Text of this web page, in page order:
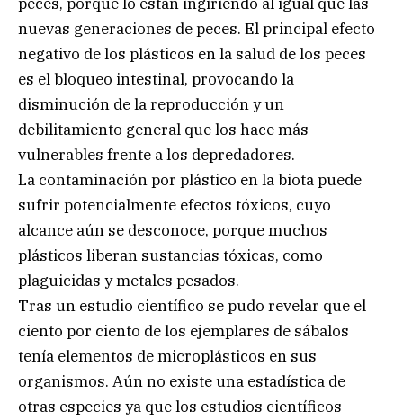
nuevas generaciones de peces. El principal efecto
negativo de los plásticos en la salud de los peces
es el bloqueo intestinal, provocando la
disminución de la reproducción y un
debilitamiento general que los hace más
vulnerables frente a los depredadores.
La contaminación por plástico en la biota puede
sufrir potencialmente efectos tóxicos, cuyo
alcance aún se desconoce, porque muchos
plásticos liberan sustancias tóxicas, como
plaguicidas y metales pesados.
Tras un estudio científico se pudo revelar que el
ciento por ciento de los ejemplares de sábalos
tenía elementos de microplásticos en sus
organismos. Aún no existe una estadística de
otras especies ya que los estudios científicos